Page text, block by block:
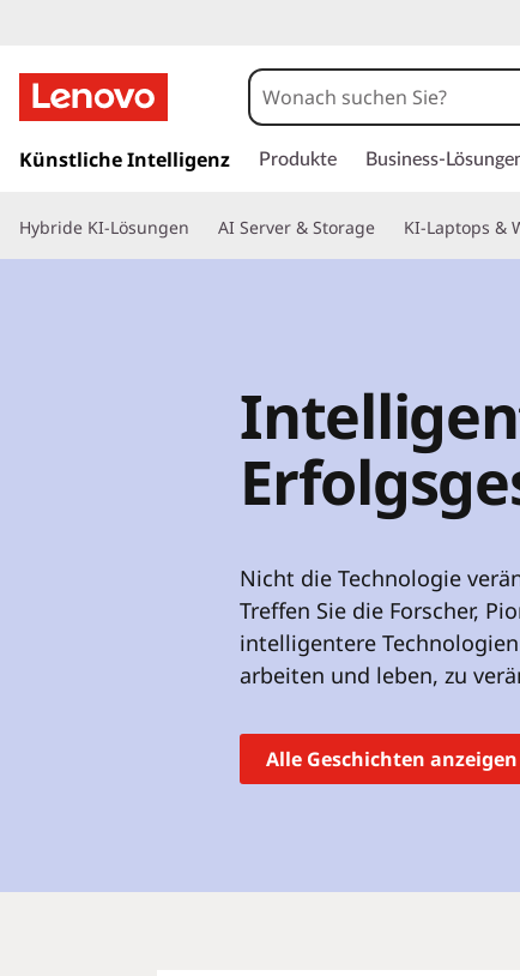
u
a
u
Künstliche Intelligenz Produkte Business-
Hybride KI-Lösungen AI Server & Storage KI-Laptops &
Nicht die Technologie
Treffen Sie die Forscher,
intelligentere
arbeiten und leben, zu
Alle Geschichten anzeigen